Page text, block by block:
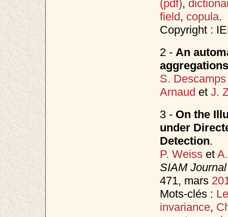
(pdf),
field, copula.
Copyright :
2 - An
S. Descamps
Arnaud et J.
3 - On the
under
Detection.
P. Weisset
SIAM
471, mars
Mots-clés :
invariance,